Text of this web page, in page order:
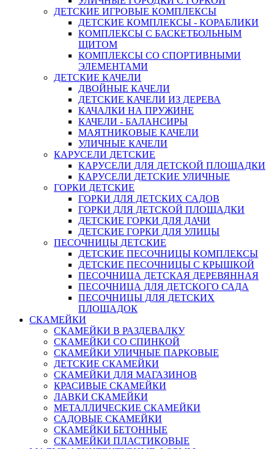
ДЕТСКИЕ ИГРОВЫЕ КОМПЛЕКСЫ
ДЕТСКИЕ КОМПЛЕКСЫ - КОРАБЛИКИ
КОМПЛЕКСЫ С БАСКЕТБОЛЬНЫМ
ЩИТОМ
КОМПЛЕКСЫ СО СПОРТИВНЫМИ
ЭЛЕМЕНТАМИ
ДЕТСКИЕ КАЧЕЛИ
ДВОЙНЫЕ КАЧЕЛИ
ДЕТСКИЕ КАЧЕЛИ ИЗ ДЕРЕВА
КАЧАЛКИ НА ПРУЖИНЕ
КАЧЕЛИ - БАЛАНСИРЫ
МАЯТНИКОВЫЕ КАЧЕЛИ
УЛИЧНЫЕ КАЧЕЛИ
КАРУСЕЛИ ДЕТСКИЕ
КАРУСЕЛИ ДЛЯ ДЕТСКОЙ ПЛОЩАДКИ
КАРУСЕЛИ ДЕТСКИЕ УЛИЧНЫЕ
ГОРКИ ДЕТСКИЕ
ГОРКИ ДЛЯ ДЕТСКИХ САДОВ
ГОРКИ ДЛЯ ДЕТСКОЙ ПЛОЩАДКИ
ДЕТСКИЕ ГОРКИ ДЛЯ ДАЧИ
ДЕТСКИЕ ГОРКИ ДЛЯ УЛИЦЫ
ПЕСОЧНИЦЫ ДЕТСКИЕ
ДЕТСКИЕ ПЕСОЧНИЦЫ КОМПЛЕКСЫ
ДЕТСКИЕ ПЕСОЧНИЦЫ С КРЫШКОЙ
ПЕСОЧНИЦА ДЕТСКАЯ ДЕРЕВЯННАЯ
ПЕСОЧНИЦА ДЛЯ ДЕТСКОГО САДА
ПЕСОЧНИЦЫ ДЛЯ ДЕТСКИХ
ПЛОЩАДОК
СКАМЕЙКИ
СКАМЕЙКИ В РАЗДЕВАЛКУ
СКАМЕЙКИ СО СПИНКОЙ
СКАМЕЙКИ УЛИЧНЫЕ ПАРКОВЫЕ
ДЕТСКИЕ СКАМЕЙКИ
СКАМЕЙКИ ДЛЯ МАГАЗИНОВ
КРАСИВЫЕ СКАМЕЙКИ
ЛАВКИ СКАМЕЙКИ
МЕТАЛЛИЧЕСКИЕ СКАМЕЙКИ
САДОВЫЕ СКАМЕЙКИ
СКАМЕЙКИ БЕТОННЫЕ
СКАМЕЙКИ ПЛАСТИКОВЫЕ